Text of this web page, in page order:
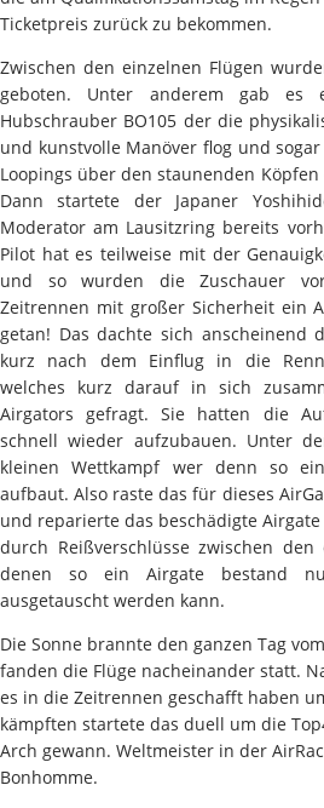
Ticketpreis zurück zu bekommen.
Zwischen den einzelnen Flügen
geboten. Unter anderem gab es
Hubschrauber BO105 der die
und kunstvolle Manöver flog und
Loopings über den staunenden
Dann startete der Japaner
Moderator am Lausitzring bereits
Pilot hat es teilweise mit der
und so wurden die Zuschauer
Zeitrennen mit großer Sicherheit ein
getan! Das dachte sich anscheinend
kurz nach dem Einflug in die
welches kurz darauf in sich
Airgators gefragt. Sie hatten die
schnell wieder aufzubauen. Unter
kleinen Wettkampf wer denn so
aufbaut. Also raste das für dieses
und reparierte das beschädigte
durch Reißverschlüsse zwischen den
denen so ein Airgate bestand
ausgetauscht werden kann.
Die Sonne brannte den ganzen Tag
fanden die Flüge nacheinander statt.
es in die Zeitrennen geschafft haben
kämpften startete das duell um die
Arch gewann. Weltmeister in der
Bonhomme.